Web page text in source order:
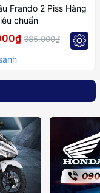
Frando 2 Piss Hàng
chuẩn
385.000₫